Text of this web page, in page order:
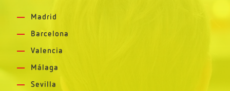
Madrid
Barcelona
Valencia
Málaga
Sevilla